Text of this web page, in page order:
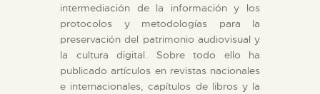
intermediación de la información y los
protocolos y metodologías para la
preservación del patrimonio audiovisual y
la cultura digital. Sobre todo ello ha
publicado artículos en revistas nacionales
e internacionales, capítulos de libros y la